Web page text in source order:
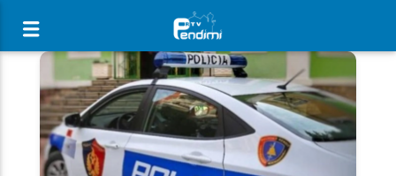
[There are no radio stations in the database]